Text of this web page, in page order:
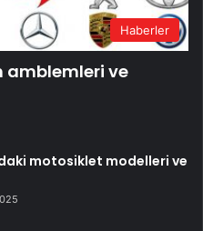
Haberler
amblemleri ve
motosiklet modelleri ve